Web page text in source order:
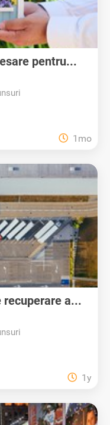
pentru...
1mo
recuperare a...
1y